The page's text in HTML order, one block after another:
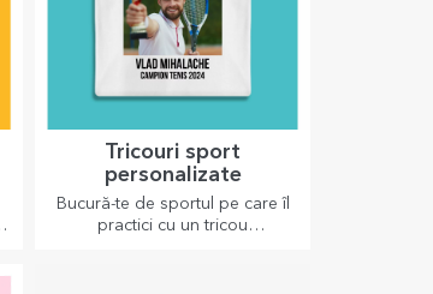
Lunch box-uri, caserole
personalizate
bun cu așa un lunch-box,
personalizează-l și pregătește-l
pe cel mic de o nouă zi!